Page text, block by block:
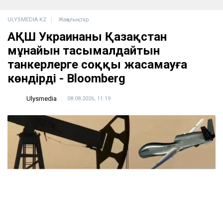
ULYSMEDIA.KZ Жаңалықтар
АҚШ Украинаны Қазақстан
мұнайын тасымалдайтын
танкерлерге соққы жасамауға
көндірді - Bloomberg
Ulysmedia 08.08.2026, 11:19